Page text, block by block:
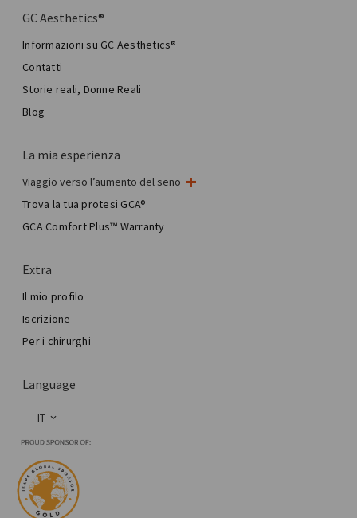
GC Aesthetics®
Informazioni su GC Aesthetics®
Contatti
Storie reali, Donne Reali
Blog
La mia esperienza
Viaggio verso l’aumento del seno
Il mio intervento al seno
Chirurgia mammaria estetica
Total Breast Reconstruction™
Trova la tua protesi GCA®
GCA Comfort Plus™ Warranty
Extra
Il mio profilo
Iscrizione
Per i chirurghi
Language
IT